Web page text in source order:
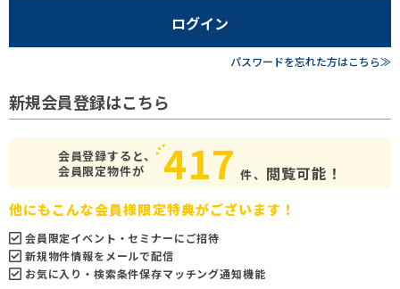
ログイン
パスワードを忘れた方はこちら≫
新規会員登録はこちら
会員登録すると、
会員限定物件が
417 件、 閲覧可能！
他にもこんな会員様限定特典がございます！
会員限定イベント・セミナーにご招待
新規物件情報をメールで配信
お気に入り・検索条件保存マッチング通知機能